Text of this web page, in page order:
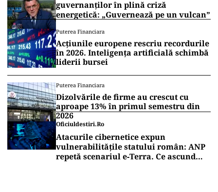
guvernanților în plină criză
energetică: „Guvernează pe un vulcan”
Puterea Financiara
Acțiunile europene rescriu recordurile
în 2026. Inteligența artificială schimbă
liderii bursei
Puterea Financiara
Dizolvările de firme au crescut cu
aproape 13% în primul semestru din
2026
Oficiuldestiri.ro
Atacurile cibernetice expun
vulnerabilitățile statului român: ANP
repetă scenariul e‑Terra. Ce ascund